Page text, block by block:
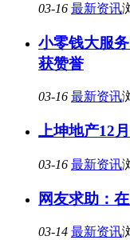
03-16 最新资讯
小零钱大服
获赞誉
03-16 最新资讯
上坤地产12
03-16 最新资讯
网友求助：
03-14 最新资讯